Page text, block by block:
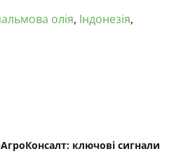
олія, Індонезія,
ключові cигнали